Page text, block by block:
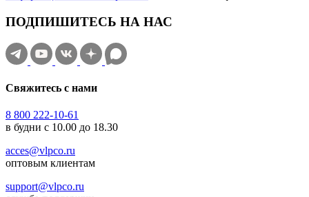
ПОДПИШИТЕСЬ НА НАС
Свяжитесь с нами
8 800 222-10-61
в будни с 10.00 до 18.30
acces@vlpco.ru
оптовым клиентам
support@vlpco.ru